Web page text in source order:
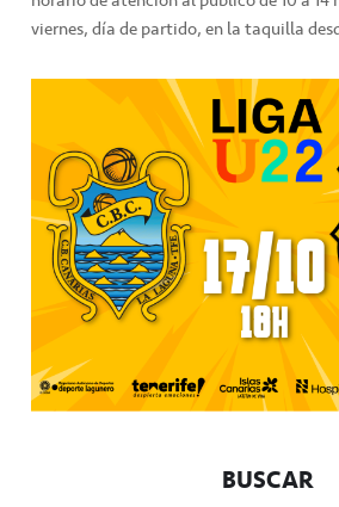
viernes, día de partido, en la taquilla
BUSCAR